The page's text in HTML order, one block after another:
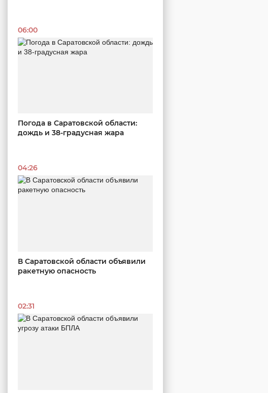
06:00
Погода в Саратовской области:
дождь и 38-градусная жара
04:26
В Саратовской области объявили
ракетную опасность
02:31